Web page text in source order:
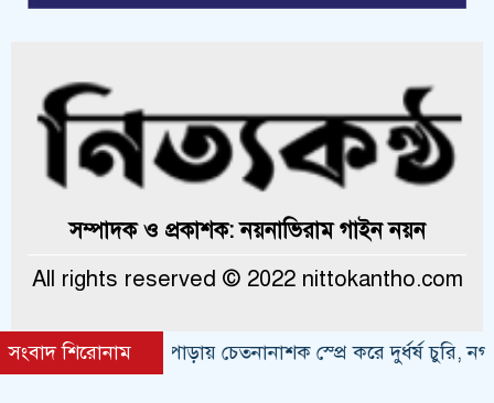
সম্পাদক ও প্রকাশক: নয়নাভিরাম গাইন নয়ন
All rights reserved © 2022 nittokantho.com
সংবাদ শিরোনামকলাপাড়ায় চেতনানাশক স্প্রে করে দুর্ধর্ষ চুরি, নগদ
Theme Created By ThemesDealer.Com